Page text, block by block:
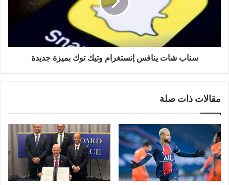
سناب شات ينافس إنستغرام وتيك توك بميزة جديدة
مقالات ذات صلة